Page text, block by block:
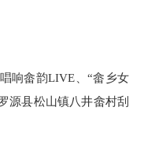
畲韵LIVE、“畲乡女
源县松山镇八井畲村刮